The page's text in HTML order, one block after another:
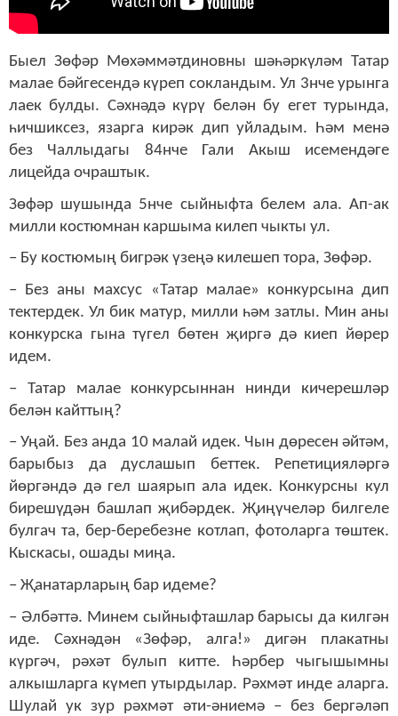
Быел Зөфәр Мөхәммәтдиновны шәһәркүләм Татар
малае бәйгесендә күреп сокландым. Ул 3нче урынга
лаек булды. Сәхнәдә күрү белән бу егет турында,
һичшиксез, язарга кирәк дип уйладым. Һәм менә
без Чаллыдагы 84нче Гали Акыш исемендәге
лицейда очраштык.
Зөфәр шушында 5нче сыйныфта белем ала. Ап-ак
милли костюмнан каршыма килеп чыкты ул.
– Бу костюмың бигрәк үзеңә килешеп тора, Зөфәр.
– Без аны махсус «Татар малае» конкурсынадип
тектердек. Ул бик матур, милли һәм затлы. Мин аны
конкурска гына түгел бөтен җиргә дә киеп йөрер
идем.
– Татар малае конкурсыннан нинди кичерешләр
белән кайттың?
–Уңай. Без анда 10 малай идек. Чын дөресен әйтәм,
барыбыз да дуслашып беттек. Репетицияләргә
йөргәндә дә гел шаярып ала идек. Конкурсны кул
бирешүдән башлап җибәрдек. Җиңүчеләр билгеле
булгач та, бер-беребезне котлап, фотоларга төштек.
Кыскасы, ошады миңа.
– Җанатарларың бар идеме?
– Әлбәттә. Минем сыйныфташлар барысы да килгән
иде. Сәхнәдән «Зөфәр, алга! » дигән плакатны
күргәч, рәхәт булып китте. Һәрбер чыгышымны
алкышларга күмеп утырдылар. Рәхмәт инде аларга.
Шулай ук зур рәхмәт әти-әниемә – без бергәләп